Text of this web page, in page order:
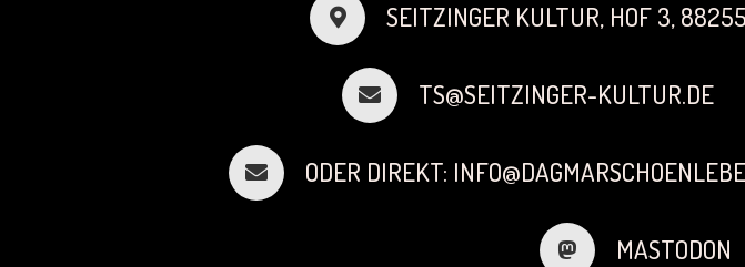
SEITZINGER KULTUR, HOF 3,
TS@SEITZINGER-KULTUR.DE
ODER DIREKT:
MASTODON